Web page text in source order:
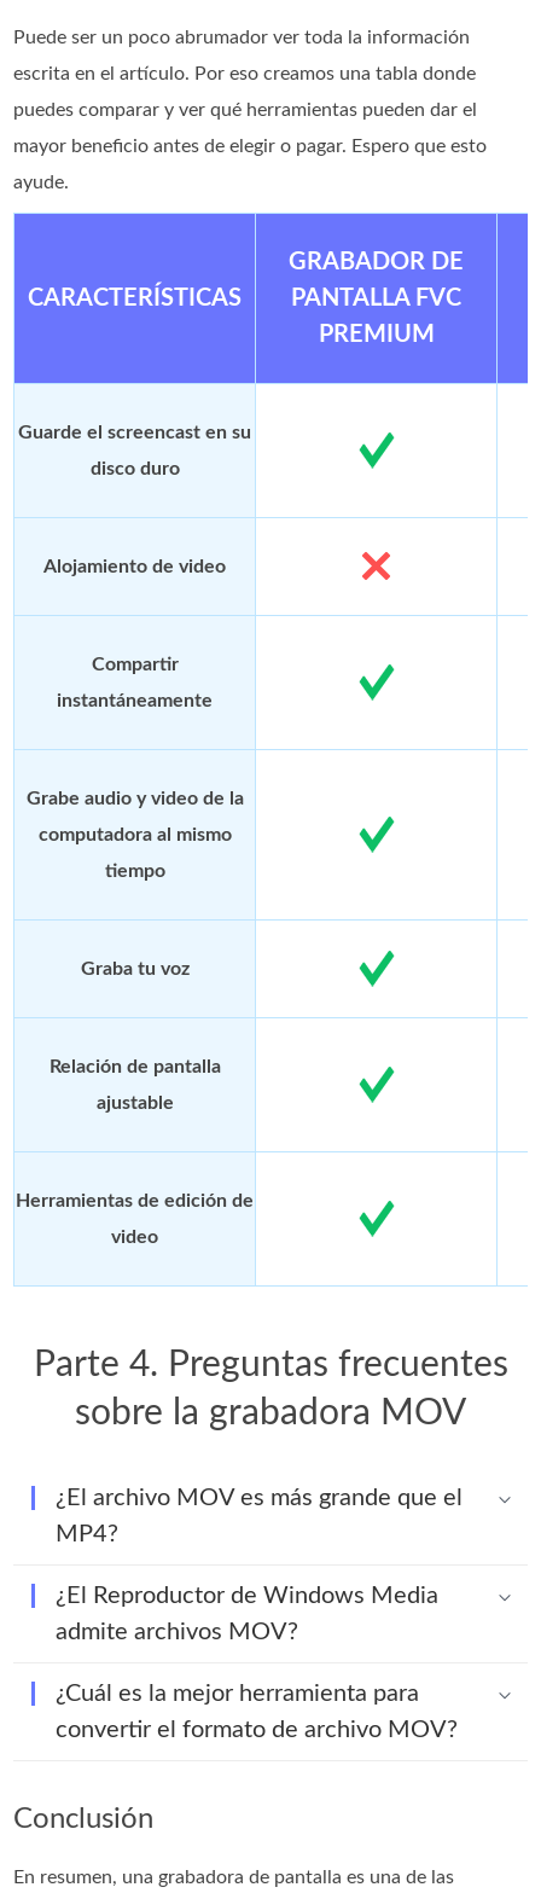
Puede ser un poco abrumador ver toda la información
escrita en el artículo. Por eso creamos una tabla donde
puedes comparar y ver qué herramientas pueden dar el
mayor beneficio antes de elegir o pagar. Espero que esto
ayude.
CARACTERÍSTICAS
GRABADOR DE
PANTALLA FVC
PREMIUM
Guarde el screencast en su
disco duro
Alojamiento de video
Compartir
instantáneamente
Grabe audio y video de la
computadora al mismo
tiempo
Graba tu voz
Relación de pantalla
ajustable
Herramientas de edición de
video
Parte 4. Preguntas frecuentes
sobre la grabadora MOV
¿El archivo MOV es más grande que el
MP4?
¿El Reproductor de Windows Media
admite archivos MOV?
¿Cuál es la mejor herramienta para
convertir el formato de archivo MOV?
Conclusión
En resumen, una grabadora de pantalla es una de las